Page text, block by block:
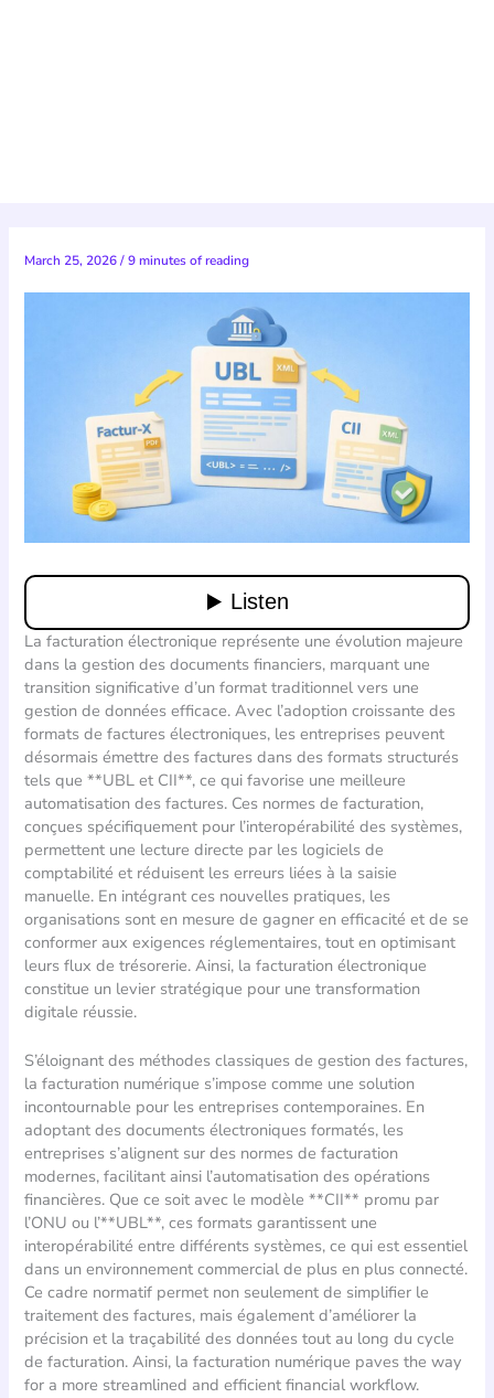
March 25, 2026/9 minutes of reading
La facturation électronique représente une évolution majeure
dans la gestion des documents financiers, marquant une
transition significative d’un format traditionnel vers une
gestion de données efficace. Avec l’adoption croissante des
formats de factures électroniques, les entreprises peuvent
désormais émettre des factures dans des formats structurés
tels que **UBL et CII**, ce qui favorise une meilleure
automatisation des factures. Ces normes de facturation,
conçues spécifiquement pour l’interopérabilité des systèmes,
permettent une lecture directe par les logiciels de
comptabilité et réduisent les erreurs liées à la saisie
manuelle. En intégrant ces nouvelles pratiques, les
organisations sont en mesure de gagner en efficacité et de se
conformer aux exigences réglementaires, tout en optimisant
leurs flux de trésorerie. Ainsi, la facturation électronique
constitue un levier stratégique pour une transformation
digitale réussie.
S’éloignant des méthodes classiques de gestion des factures,
la facturation numérique s’impose comme une solution
incontournable pour les entreprises contemporaines. En
adoptant des documents électroniques formatés, les
entreprises s’alignent sur des normes de facturation
modernes, facilitant ainsi l’automatisation des opérations
financières. Que ce soit avec le modèle **CII** promu par
l’ONU ou l’**UBL**, ces formats garantissent une
interopérabilité entre différents systèmes, ce qui est essentiel
dans un environnement commercial de plus en plus connecté.
Ce cadre normatif permet non seulement de simplifier le
traitement des factures, mais également d’améliorer la
précision et la traçabilité des données tout au long du cycle
de facturation. Ainsi, la facturation numérique paves the way
for a more streamlined and efficient financial workflow.